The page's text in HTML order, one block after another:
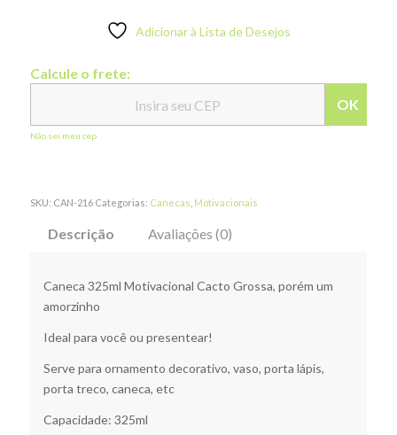
Adicionar à Lista de Desejos
Calcule o frete:
OK
Não sei meu cep
SKU: CAN-216 Categorias: Canecas Motivacionais
Descrição Avaliações (0)
Caneca 325ml Motivacional Cacto Grossa, porém um
amorzinho
Ideal para você ou presentear!
Serve para ornamento decorativo, vaso, porta lápis,
porta treco, caneca, etc
Capacidade: 325ml